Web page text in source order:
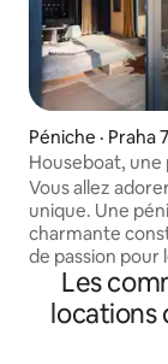
Péniche · Praha 7
Houseboat,
Vous allez
unique. Une
charmante
de passion pour
Vous vivrez un
ne voudrez
pêcher, ou
monde de la
Les
locations